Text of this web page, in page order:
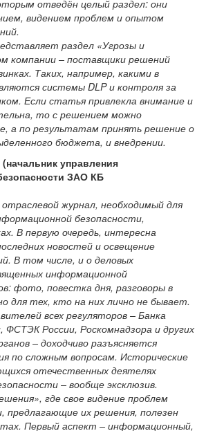
отведён целый раздел: они
видением проблем и опытом
раздел «Угрозы и
компании – поставщики решений
Таких, например, какими в
системы DLP и контроля за
Если статья привлекла внимание и
то с решением можно
а по результатам принять решение о
бюджета, и внедрении.
управления
ЗАО КБ
журнал, необходимый для
безопасности,
В первую очередь, интересна
новостей и освещение
В том числе, и о деловых
информационной
фото, повестка дня, разговоры в
для тех, кто на них лично не бывает.
всех регуляторов – Банка
ФСТЭК России, Роскомнадзора и других
– доходчиво разъясняется
по сложным вопросам. Исторические
отечественных деятелях
– вообще эксклюзив.
где свое видение проблем
предлагающие их решения, полезен
Первый аспект – информационный,